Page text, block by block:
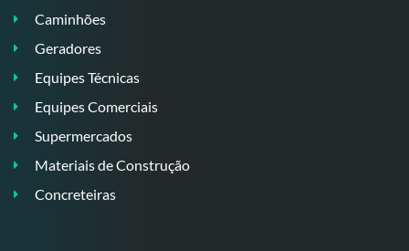
Caminhões
Geradores
Equipes Técnicas
Equipes Comerciais
Supermercados
Materiais de Construção
Concreteiras